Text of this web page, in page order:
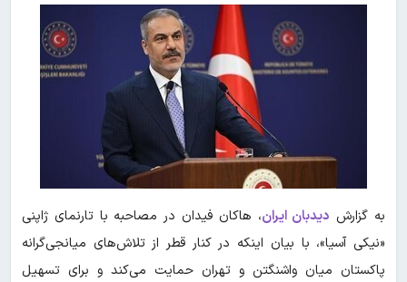
به گزارش دیدبان ایران، هاکان فیدان در مصاحبه با تارنمای ژاپنی
«نیکی آسیا»، با بیان اینکه در کنار قطر از تلاش‌های میانجی‌گرانه
پاکستان میان واشنگتن و تهران حمایت می‌کند و برای تسهیل